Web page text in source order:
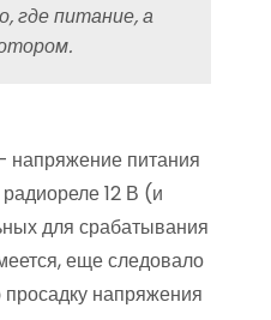
где питание, а
питания
12 В (и
для срабатывания
еще следовало
напряжения